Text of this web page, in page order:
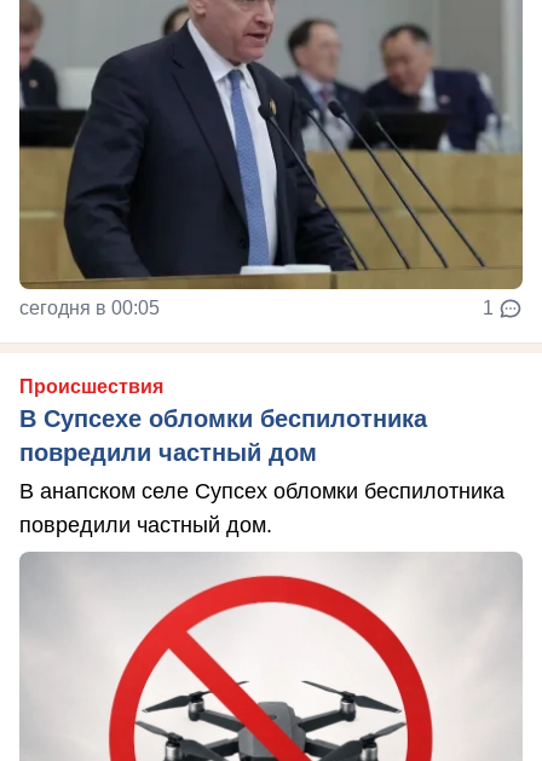
сегодня в 00:05 1
Происшествия
В Супсехе обломки беспилотника
повредили частный дом
В анапском селе Супсех обломки беспилотника
повредили частный дом.